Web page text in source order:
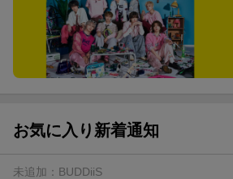
袋が当たる！
【楽天24】日用品の楽天24と楽天ブッ
ーポン★
お気に入り新着通知
未追加： BUDDiiS